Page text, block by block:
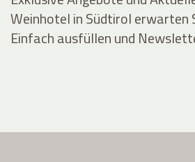
Weinhotel in Südtirol erwarten
Einfach ausfüllen und